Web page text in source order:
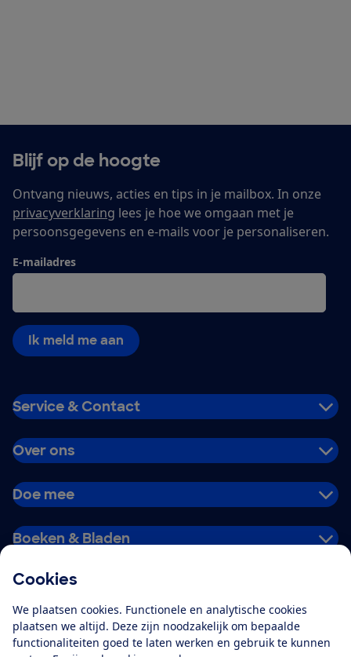
Cookies
We plaatsen cookies. Functionele en analytische cookies
plaatsen we altijd. Deze zijn noodzakelijk om bepaalde
functionaliteiten goed te laten werken en gebruik te kunnen
Blijf op de hoogte
Ontvang nieuws, acties en tips in je mailbox. In onze
privacyverklaring lees je hoe we omgaan met je
persoonsgegevens en e-mails voor je personaliseren.
E-mailadres
Ik meld me aan
Service & Contact
Over ons
Doe mee
Boeken & Bladen